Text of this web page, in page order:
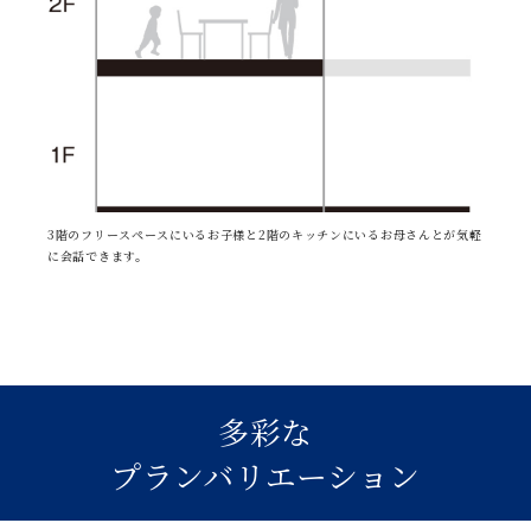
3階のフリースペースにいるお子様と2階のキッチンにいるお母さんとが気軽
に会話できます。
多彩な
プランバリエーション